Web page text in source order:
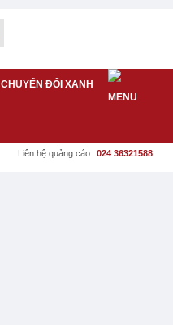
CHUYỂN ĐỔI XANH
Liên hệ quảng cáo: 024 36321588